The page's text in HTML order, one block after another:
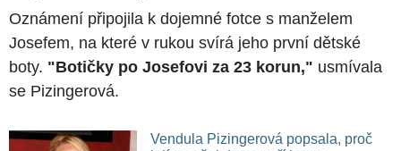
Oznámení připojila k dojemné fotce s manželem
Josefem, na které v rukou svírá jeho první dětské
boty. "Botičky po Josefovi za 23 korun," usmívala
se Pizingerová.
Vendula Pizingerová popsala, proč